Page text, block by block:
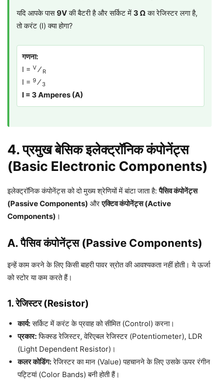
यदि आपके पास9Vकी बैटरी है और सर्किट में 3 Ω का रेजिस्टर लगा है,
तो करंट (I) क्या होगा?
गणना:
I = V ⁄R
I = 9⁄3
I = 3 Amperes (A)
4. प्रमुख बेसिक इलेक्ट्रॉनिक कंपोनेंट्स
(Basic Electronic Components)
इलेक्ट्रॉनिक कंपोनेंट्स को दो मुख्य श्रेणियों में बांटा जाता है:पैसिव कंपोनेंट्स
(Passive Components) औरएक्टिव कंपोनेंट्स (Active
Components) ।
A. पैसिव कंपोनेंट्स (Passive Components)
इन्हें काम करने के लिए किसी बाहरी पावर स्रोत की आवश्यकता नहीं होती। ये ऊर्जा
को स्टोर या कम करते हैं।
1. रेजिस्टर (Resistor)
कार्य:सर्किट में करंट के प्रवाह को सीमित (Control) करना।
प्रकार:फिक्स्ड रेजिस्टर, वेरिएबल रेजिस्टर (Potentiometer), LDR
(Light Dependent Resistor)।
कलर कोडिंग:रेजिस्टर का मान (Value) पहचानने के लिए उसके ऊपर रंगीन
पट्टियां (Color Bands) बनी होती हैं।